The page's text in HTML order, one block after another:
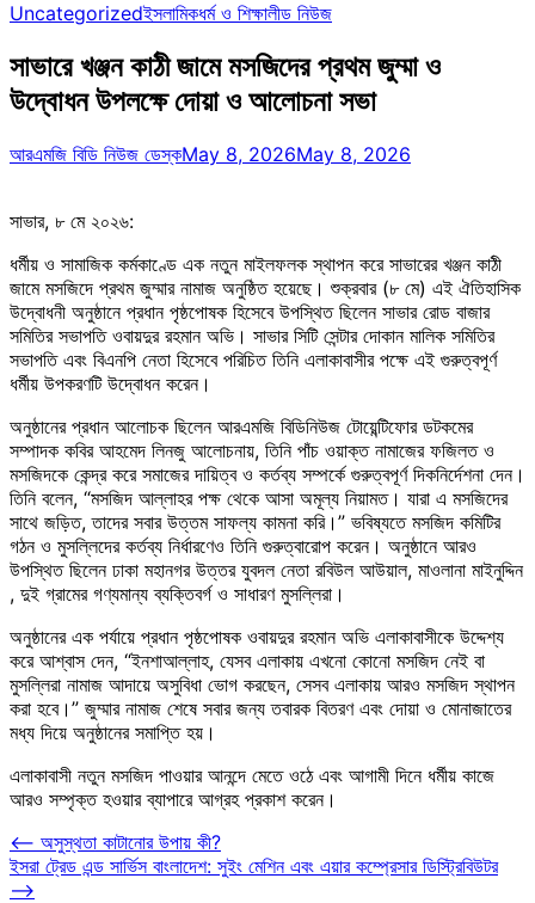
Uncategorizedইসলামিকধর্ম ও শিক্ষালীড নিউজ
সাভারে খঞ্জন কাঠী জামে মসজিদের প্রথম জুম্মা ও
উদ্বোধন উপলক্ষে দোয়া ও আলোচনা সভা
আরএমজি বিডি নিউজ ডেস্কMay 8, 2026May 8, 2026
সাভার, ৮ মে ২০২৬:
ধর্মীয় ও সামাজিক কর্মকাণ্ডে এক নতুন মাইলফলক স্থাপন করে সাভারের খঞ্জন কাঠী
জামে মসজিদে প্রথম জুম্মার নামাজ অনুষ্ঠিত হয়েছে। শুক্রবার (৮ মে) এই ঐতিহাসিক
উদ্বোধনী অনুষ্ঠানে প্রধান পৃষ্ঠপোষক হিসেবে উপস্থিত ছিলেন সাভার রোড বাজার
সমিতির সভাপতি ওবায়দুর রহমান অভি। সাভার সিটি সেন্টার দোকান মালিক সমিতির
সভাপতি এবং বিএনপি নেতা হিসেবে পরিচিত তিনি এলাকাবাসীর পক্ষে এই গুরুত্বপূর্ণ
ধর্মীয় উপকরণটি উদ্বোধন করেন।
অনুষ্ঠানের প্রধান আলোচক ছিলেন আরএমজি বিডিনিউজ টোয়েন্টিফোর ডটকমের
সম্পাদক কবির আহমেদ লিনজু আলোচনায়, তিনি পাঁচ ওয়াক্ত নামাজের ফজিলত ও
মসজিদকে কেন্দ্র করে সমাজের দায়িত্ব ও কর্তব্য সম্পর্কে গুরুত্বপূর্ণ দিকনির্দেশনা দেন।
তিনি বলেন, “মসজিদ আল্লাহর পক্ষ থেকে আসা অমূল্য নিয়ামত। যারা এ মসজিদের
সাথে জড়িত, তাদের সবার উত্তম সাফল্য কামনা করি।” ভবিষ্যতে মসজিদ কমিটির
গঠন ও মুসল্লিদের কর্তব্য নির্ধারণেও তিনি গুরুত্বারোপ করেন। অনুষ্ঠানে আরও
উপস্থিত ছিলেন ঢাকা মহানগর উত্তর যুবদল নেতা রবিউল আউয়াল, মাওলানা মাইনুদ্দিন
, দুই গ্রামের গণ্যমান্য ব্যক্তিবর্গ ও সাধারণ মুসল্লিরা।
অনুষ্ঠানের এক পর্যায়ে প্রধান পৃষ্ঠপোষক ওবায়দুর রহমান অভি এলাকাবাসীকে উদ্দেশ্য
করে আশ্বাস দেন, “ইনশাআল্লাহ, যেসব এলাকায় এখনো কোনো মসজিদ নেই বা
মুসল্লিরা নামাজ আদায়ে অসুবিধা ভোগ করছেন, সেসব এলাকায় আরও মসজিদ স্থাপন
করা হবে।” জুম্মার নামাজ শেষে সবার জন্য তবারক বিতরণ এবং দোয়া ও মোনাজাতের
মধ্য দিয়ে অনুষ্ঠানের সমাপ্তি হয়।
এলাকাবাসী নতুন মসজিদ পাওয়ার আনন্দে মেতে ওঠে এবং আগামী দিনে ধর্মীয় কাজে
আরও সম্পৃক্ত হওয়ার ব্যাপারে আগ্রহ প্রকাশ করেন।
Post
navigation
⟵ অসুস্থতা কাটানোর উপায় কী?
ইসরা ট্রেড এন্ড সার্ভিস বাংলাদেশ: সুইং মেশিন এবং এয়ার কম্প্রেসার ডিস্ট্রিবিউটর
⟶